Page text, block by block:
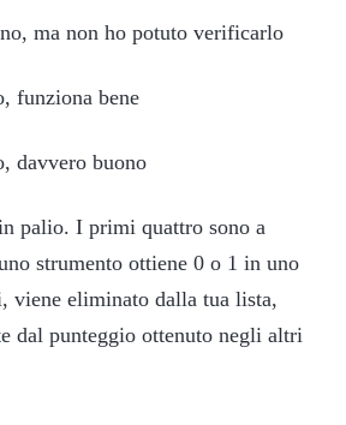
ma non ho potuto verificarlo
funziona bene
davvero buono
palio. I primi quattro sono a
strumento ottiene 0 o 1 in uno
viene eliminato dalla tua lista,
dal punteggio ottenuto negli altri